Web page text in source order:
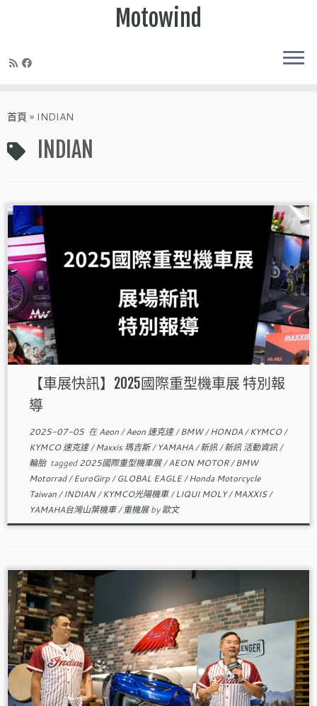
to
Motowind
首頁 » INDIAN
INDIAN
【車展快訊】2025國際重型機車展 特別報
導
2025-07-05在Aeon/Aeon 速克達/BMW/HONDA/KYMCO/
KYMCO 速克達/Maxxis 瑪吉斯/ YAMAHA/新訊/新訊 活動資訊/
輪胎 tagged2025國際重型機車展/AEON MOTOR/BMW
Motorrad/EuroGirp/GLOBAL EAGLE/Honda Motorcycle
Taiwan/INDIAN/KYMCO光陽機車/LIQUI MOLY/MAXXIS/
YAMAHA台灣山葉機車/重機展by歐文